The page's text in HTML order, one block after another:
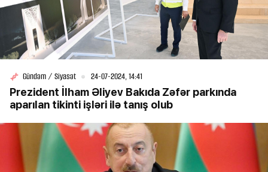
Gündəm / Siyasət 24-07-2024, 14:41
Prezident İlham Əliyev Bakıda Zəfər parkında
aparılan tikinti işləri ilə tanış olub